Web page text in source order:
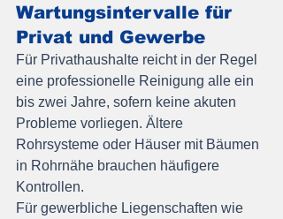
Wartungsintervalle für
Privat und Gewerbe
Für Privathaushalte reicht in der Regel
eine professionelle Reinigung alle ein
bis zwei Jahre, sofern keine akuten
Probleme vorliegen. Ältere
Rohrsysteme oder Häuser mit Bäumen
in Rohrnähe brauchen häufigere
Kontrollen.
Für gewerbliche Liegenschaften wie